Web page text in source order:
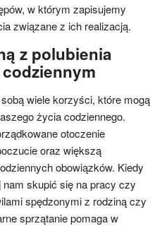
w którym zapisujemy
związane z ich realizacją.
z polubienia
wiele korzyści, które mogą
życia codziennego.
otoczenie
oraz większą
obowiązków. Kiedy
nam skupić się na pracy czy
spędzonymi z rodziną czy
sprzątanie pomaga w